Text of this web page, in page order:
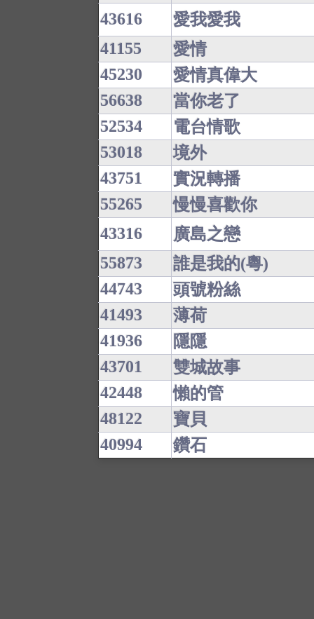
43616
愛我愛我
41155
愛情
45230
愛情真偉大
56638
當你老了
52534
電台情歌
53018
境外
43751
實況轉播
55265
慢慢喜歡你
43316
廣島之戀
55873
誰是我的(粵)
44743
頭號粉絲
41493
薄荷
41936
隱隱
43701
雙城故事
42448
懶的管
48122
寶貝
40994
鑽石